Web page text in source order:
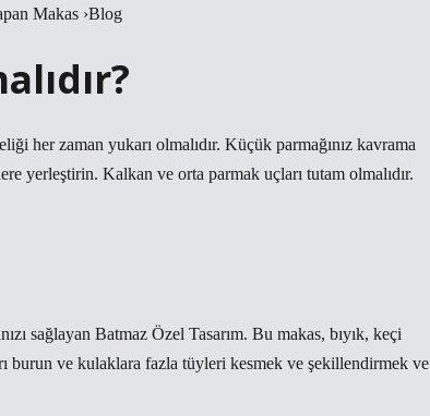
Makas ›Blog
her zaman yukarı olmalıdır. Küçük parmağınız kavrama
yerleştirin. Kalkan ve orta parmak uçları tutam olmalıdır.
sağlayan Batmaz Özel Tasarım. Bu makas, bıyık, keçi
burun ve kulaklara fazla tüyleri kesmek ve şekillendirmek ve